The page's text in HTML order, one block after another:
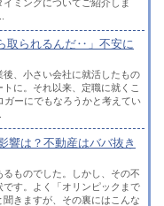
ミングについてご紹介しま
取られるんだ‥」不安に
、小さい会社に就活したもの
に。それ以来、定職に就くこ
ガーにでもなろうかと考えてい
響は？不動産はババ抜き
ものでした。しかし、その不
す。よく「オリンピックまで
きますが、その裏にはこんな